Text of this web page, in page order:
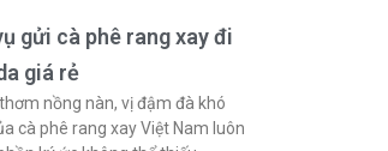
gửi cà phê rang xay đi
giá rẻ
nồng nàn, vị đậm đà khó
cà phê rang xay Việt Nam luôn